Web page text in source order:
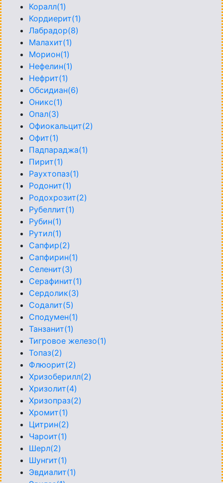
Коралл(1)
Кордиерит(1)
Лабрадор(8)
Малахит(1)
Морион(1)
Нефелин(1)
Нефрит(1)
Обсидиан(6)
Оникс(1)
Опал(3)
Офиокальцит(2)
Офит(1)
Падпараджа(1)
Пирит(1)
Раухтопаз(1)
Родонит(1)
Родохрозит(2)
Рубеллит(1)
Рубин(1)
Рутил(1)
Сапфир(2)
Сапфирин(1)
Селенит(3)
Серафинит(1)
Сердолик(3)
Содалит(5)
Сподумен(1)
Танзанит(1)
Тигровое железо(1)
Топаз(2)
Флюорит(2)
Хризоберилл(2)
Хризолит(4)
Хризопраз(2)
Хромит(1)
Цитрин(2)
Чароит(1)
Шерл(2)
Шунгит(1)
Эвдиалит(1)